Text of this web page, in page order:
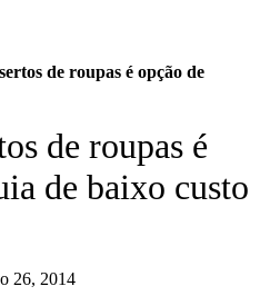
de roupas é opção de
de roupas é
de baixo custo
26, 2014